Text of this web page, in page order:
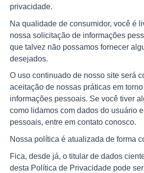
privacidade.
Na qualidade de consumidor, você é
nossa solicitação de informações
que talvez não possamos fornecer
desejados.
O uso continuado de nosso site será
aceitação de nossas práticas em
informações pessoais. Se você tiver
como lidamos com dados do usuário
pessoais, entre em contato conosco.
Nossa política é atualizada de forma
Fica, desde já, o titular de dados
desta Política de Privacidade pode